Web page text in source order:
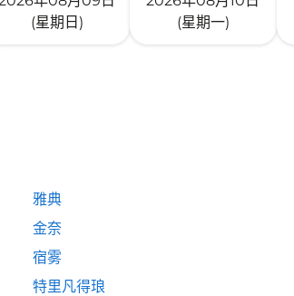
(星期日)
(星期一)
雅典
金奈
宿雾
特里凡得琅